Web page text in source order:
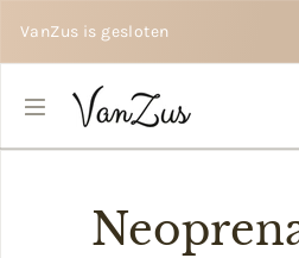
VanZus is gesloten